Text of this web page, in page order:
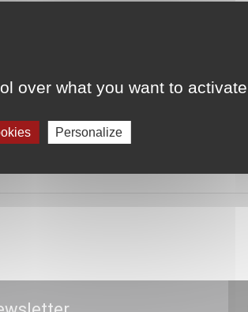
sans consentement. A propos de la
over what you want to activate
Personalize